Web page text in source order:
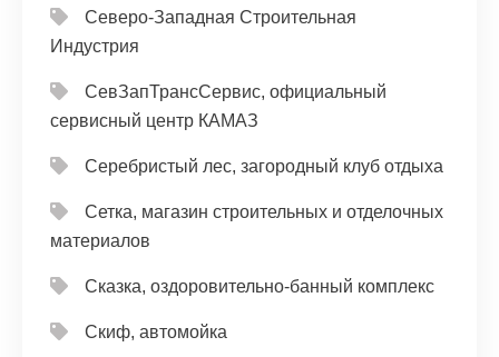
Северо-Западная Строительная
Индустрия
СевЗапТрансСервис, официальный
сервисный центр КАМАЗ
Серебристый лес, загородный клуб отдыха
Сетка, магазин строительных и отделочных
материалов
Сказка, оздоровительно-банный комплекс
Скиф, автомойка